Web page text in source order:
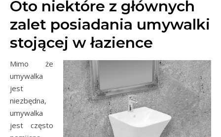
Oto niektóre z głównych
zalet posiadania umywalki
stojącej w łazience
Mimo że
umywalka
jest
niezbędna,
umywalka
jest często